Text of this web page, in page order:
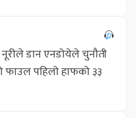
डान एनडोयेले चुनौती
फाउल पहिलो हाफको ३३